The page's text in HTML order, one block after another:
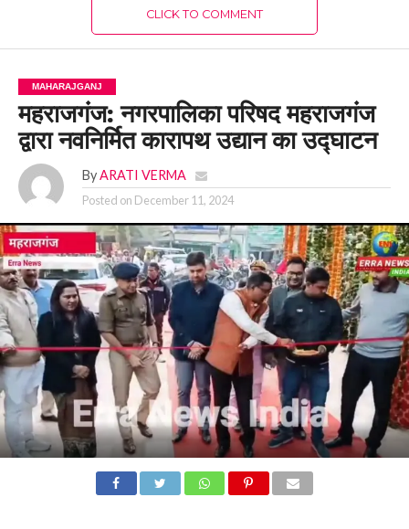
CLICK TO COMMENT
MAHARAJGANJ
महराजगंज: नगरपालिका परिषद महराजगंज
द्वारा नवनिर्मित कारापथ उद्यान का उद्घाटन
By ARATI VERMA
Posted on December 11, 2024